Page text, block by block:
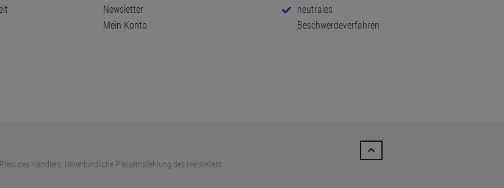
Newsletter
Mein Konto
neutrales
Beschwerdeverfahren
des Händlers, Unverbindliche Preisempfehlung des Herstellers